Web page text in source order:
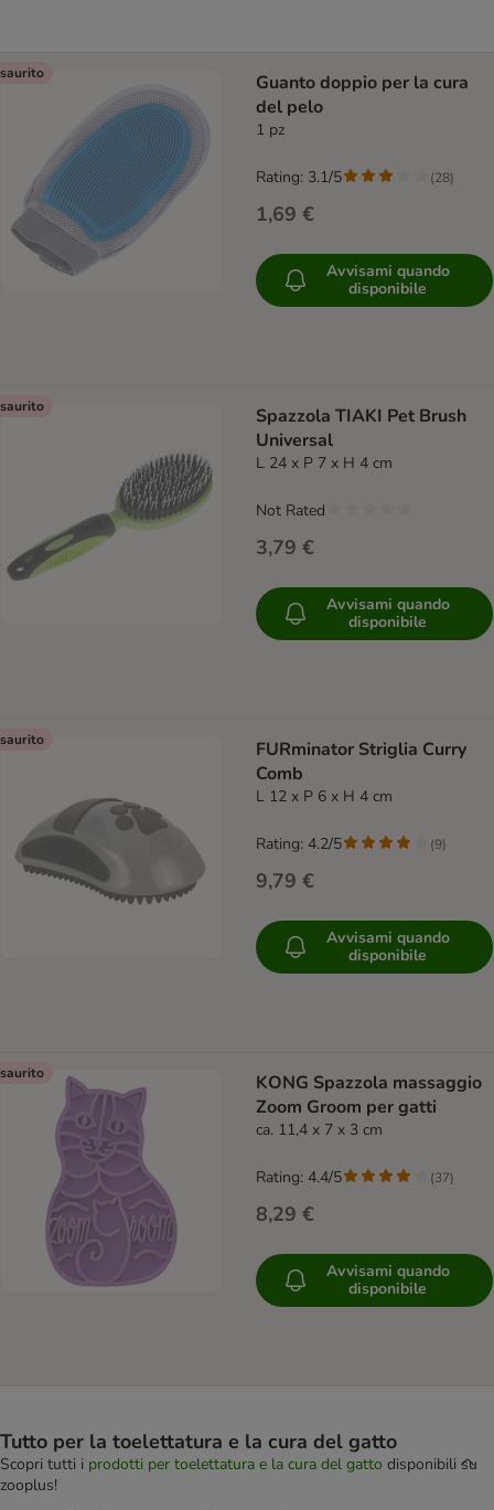
Guanto doppio per la cura
del pelo
1 pz
1,69 €
Rating: 3.1/5 (28)
Avvisami quando
disponibile
Spazzola TIAKI Pet Brush
Universal
L 24 x P 7 x H 4 cm
3,79 €
Not Rated
Avvisami quando
disponibile
FURminator Striglia Curry
Comb
L 12 x P 6 x H 4 cm
9,79 €
Rating: 4.2/5 (9)
Avvisami quando
disponibile
KONG Spazzola massaggio
Zoom Groom per gatti
ca. 11,4 x 7 x 3 cm
8,29 €
Rating: 4.4/5 (37)
Avvisami quando
disponibile
Tutto per la toelettatura e la cura del gatto
Scopri tutti i prodotti per toelettatura e la cura del gatto disponibili su
zooplus!